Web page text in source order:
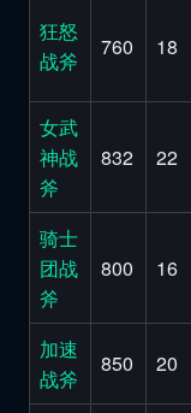
狂怒
战斧
760 18
女武
神战
斧
832 22
骑士
团战
斧
800 16
加速
战斧
850 20